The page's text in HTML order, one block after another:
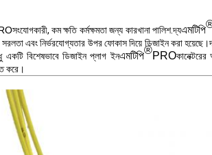
সংযোগকারী, কম ক্ষতি কর্মক্ষমতা জন্য কারখানা পালিশ.দ্যএমটিপি
এবং নির্ভরযোগ্যতার উপর ফোকাস দিয়ে ডিজাইন করা
বিশেষভাবে ডিজাইন প্লাগ ইনএমটিপি®PRO
করে।